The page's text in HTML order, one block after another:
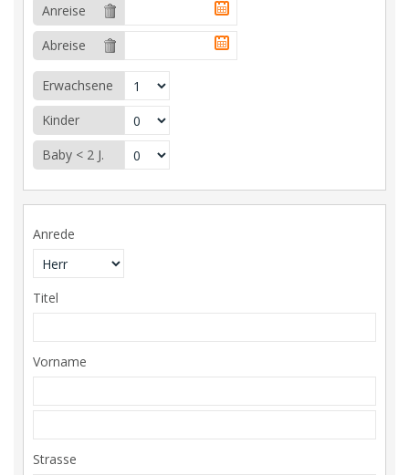
Anreise
Abreise
Erwachsene
Kinder
Baby < 2 J.
Anrede
Titel
Vorname
Strasse